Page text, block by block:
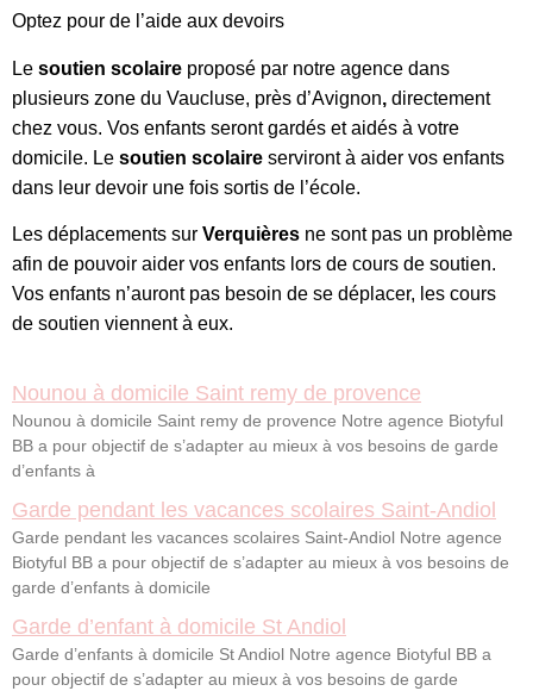
Optez pour de l’aide aux devoirs
Le soutien scolaire proposé par notre agence dans
plusieurs zone du Vaucluse, près d’Avignon, directement
chez vous. Vos enfants seront gardés et aidés à votre
domicile. Le soutien scolaire serviront à aider vos enfants
dans leur devoir une fois sortis de l’école.
Les déplacements sur Verquières ne sont pas un problème
afin de pouvoir aider vos enfants lors de cours de soutien.
Vos enfants n’auront pas besoin de se déplacer, les cours
de soutien viennent à eux.
Nounou à domicile Saint remy de provence
Nounou à domicile Saint remy de provence Notre agence Biotyful
BB a pour objectif de s’adapter au mieux à vos besoins de garde
d’enfants à
Garde pendant les vacances scolaires Saint-Andiol
Garde pendant les vacances scolaires Saint-Andiol Notre agence
Biotyful BB a pour objectif de s’adapter au mieux à vos besoins de
garde d’enfants à domicile
Garde d’enfant à domicile St Andiol
Garde d’enfants à domicile St Andiol Notre agence Biotyful BB a
pour objectif de s’adapter au mieux à vos besoins de garde